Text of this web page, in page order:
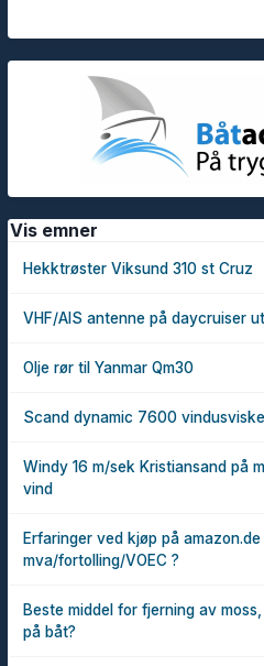
Vis emner
Hekktrøster Viksund 310 st Cruz
VHF/AIS antenne på daycruiser
Olje rør til Yanmar Qm30
Scand dynamic 7600
Windy 16 m/sek Kristiansand på
vind
Erfaringer ved kjøp på amazon.de
mva/fortolling/VOEC ?
Beste middel for fjerning av
på båt?